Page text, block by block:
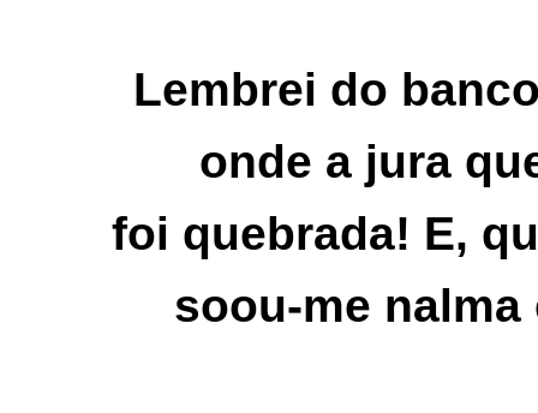
Lembrei do
onde a jura
foi quebrada! E,
soou-me